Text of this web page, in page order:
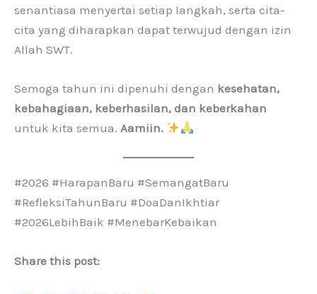
senantiasa menyertai setiap langkah, serta cita-
cita yang diharapkan dapat terwujud dengan izin
Allah SWT.
Semoga tahun ini dipenuhi dengan kesehatan,
kebahagiaan, keberhasilan, dan keberkahan
untuk kita semua. Aamiin.
#2026 #HarapanBaru #SemangatBaru
#RefleksiTahunBaru #DoaDanIkhtiar
#2026LebihBaik #MenebarKebaikan
Share this post: